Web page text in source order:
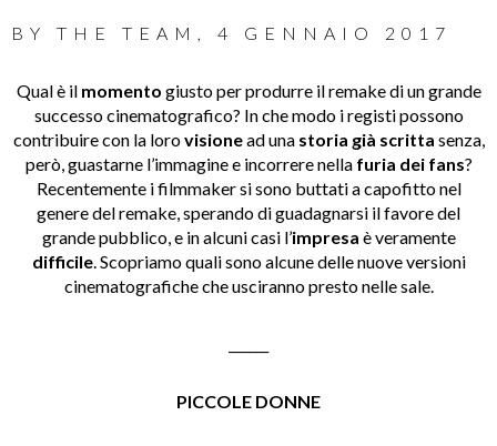
BY THE TEAM 4 GENNAIO 2017
Qual è il momento giusto per produrre il remake di un grande
successo cinematografico? In che modo i registi possono
contribuire con la lorovisionead una storia già scritta senza,
però, guastarne l’immagine e incorrere nella furia dei fans?
Recentemente i filmmaker si sono buttati a capofitto nel
genere del remake, sperando di guadagnarsi il favore del
grande pubblico, e in alcuni casi l’impresa è veramente
difficile. Scopriamo quali sono alcune delle nuove versioni
cinematografiche che usciranno presto nelle sale.
PICCOLE DONNE